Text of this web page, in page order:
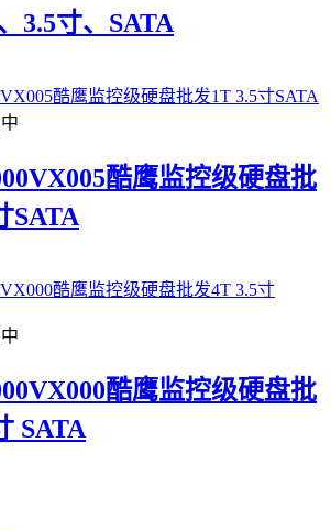
3.5寸、SATA
酷鹰监控级硬盘批
SATA
酷鹰监控级硬盘批
SATA